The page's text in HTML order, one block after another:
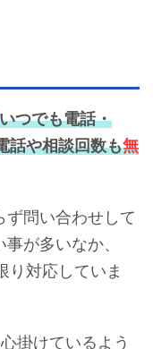
いつでも電話・
話や相談回数も無
問い合わせして
が多いなか、
り対応していま
掛けているよう